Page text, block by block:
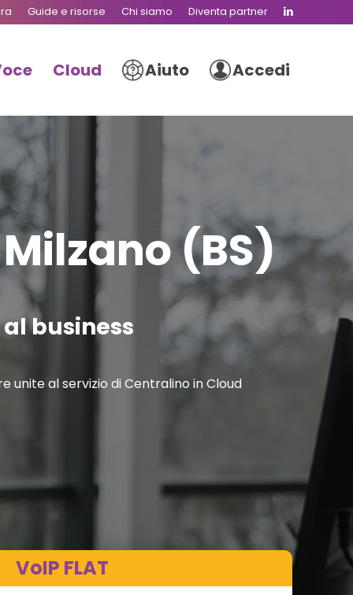
Guide e risorse Chi siamo Diventa partner
Cloud Aiuto Accedi
(BS)
business
unite al servizio di Centralino in Cloud
VoIP FLAT